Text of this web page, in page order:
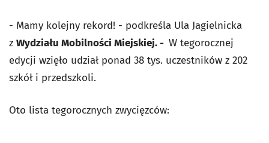
- Mamy kolejny rekord! - podkreśla Ula Jagielnicka
z Wydziału Mobilności Miejskiej. - W tegorocznej
edycji wzięło udział ponad 38 tys. uczestników z 202
szkół i przedszkoli.
Oto lista tegorocznych zwycięzców: